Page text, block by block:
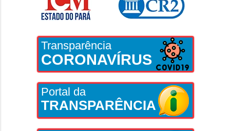
Transparência
CORONAVÍRUS
Portal da
TRANSPARÊNCIA